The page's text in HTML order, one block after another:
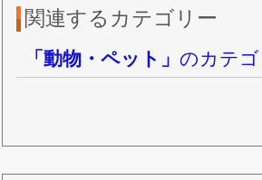
関連するカテゴリー
「動物・ペット」のカテ